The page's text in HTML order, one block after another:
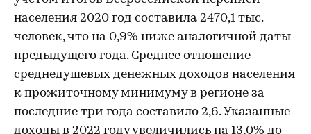
населения 2020 год составила 2470,1 тыс.
человек, что на 0,9% ниже аналогичной даты
предыдущего года. Среднее отношение
среднедушевых денежных доходов населения
к прожиточному минимуму в регионе за
последние три года составило 2,6. Указанные
доходы в 2022 году увеличились на 13,0% до